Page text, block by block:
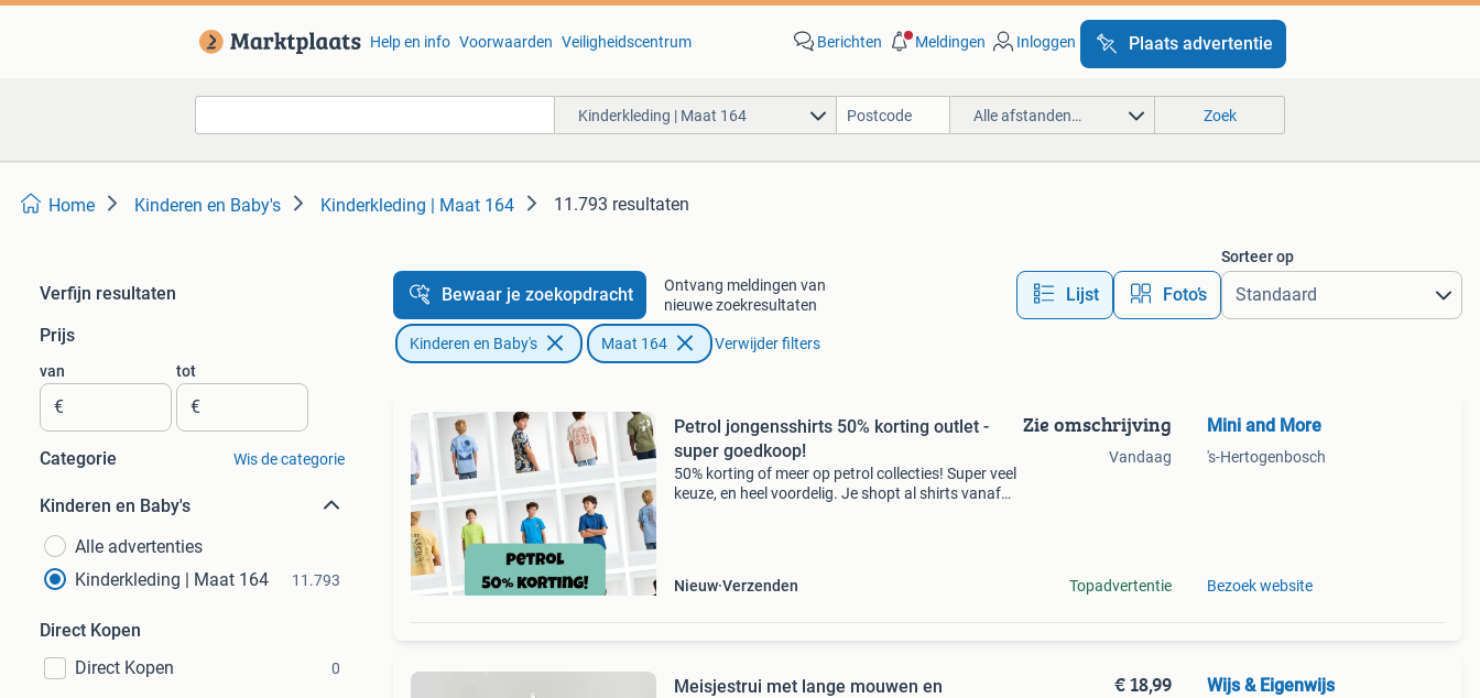
Help en info Voorwaarden Veiligheidscentrum Berichten Meldingen Inloggen Plaats advertentie
Kinderkleding | Maat 164 Alle afstanden… Zoek
Home Kinderen en Baby's Kinderkleding | Maat 164 11.793 resultaten
Verfijn resultaten
Prijs
van
€
tot
€
Categorie Wis de categorie
Kinderen en Baby's
Alle advertenties
Kinderkleding | Maat 164
11.793
Direct Kopen
Direct Kopen
0
Bewaar je zoekopdracht
Ontvang meldingen van
nieuwe zoekresultaten
Lijst Foto’s
Sorteer op
Kinderen en Baby's Maat 164 Verwijder filters
Petrol jongensshirts 50% korting outlet -
super goedkoop!
50% korting of meer op petrol collecties! Super veel
keuze, en heel voordelig. Je shopt al shirts vanaf
Nieuw Verzenden
Zie omschrijving
Vandaag
Topadvertentie
Mini and More
's-Hertogenbosch
Bezoek website
Meisjestrui met lange mouwen en
€ 18,99 Wijs & Eigenwijs